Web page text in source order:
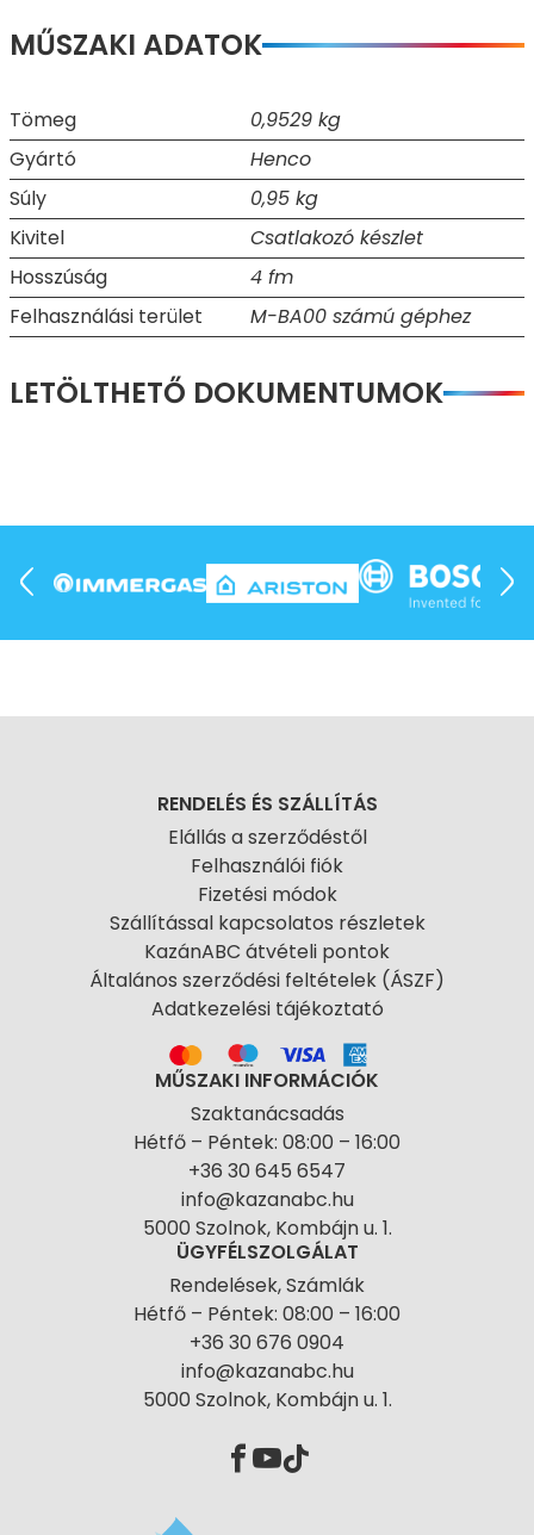
MŰSZAKI ADATOK
Tömeg
0,9529 kg
Gyártó
Henco
Súly
0,95 kg
Kivitel
Csatlakozó készlet
Hosszúság
4 fm
Felhasználási terület
M-BA00 számú géphez
LETÖLTHETŐ DOKUMENTUMOK
RENDELÉS ÉS SZÁLLÍTÁS
Elállás a szerződéstől
Felhasználói fiók
Fizetési módok
Szállítással kapcsolatos részletek
KazánABC átvételi pontok
Általános szerződési feltételek (ÁSZF)
Adatkezelési tájékoztató
MŰSZAKI INFORMÁCIÓK
Szaktanácsadás
Hétfő – Péntek: 08:00 – 16:00
+36 30 645 6547
info@kazanabc.hu
5000 Szolnok, Kombájn u. 1.
ÜGYFÉLSZOLGÁLAT
Rendelések, Számlák
Hétfő – Péntek: 08:00 – 16:00
+36 30 676 0904
info@kazanabc.hu
5000 Szolnok, Kombájn u. 1.